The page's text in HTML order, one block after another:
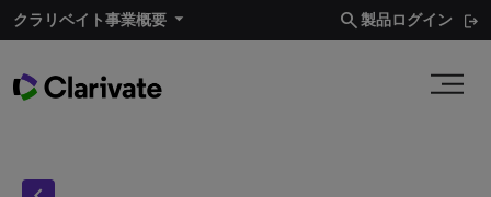
クラリベイト事業概要​ search製品ログイン